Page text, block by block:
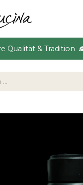
Qualität & Tradition